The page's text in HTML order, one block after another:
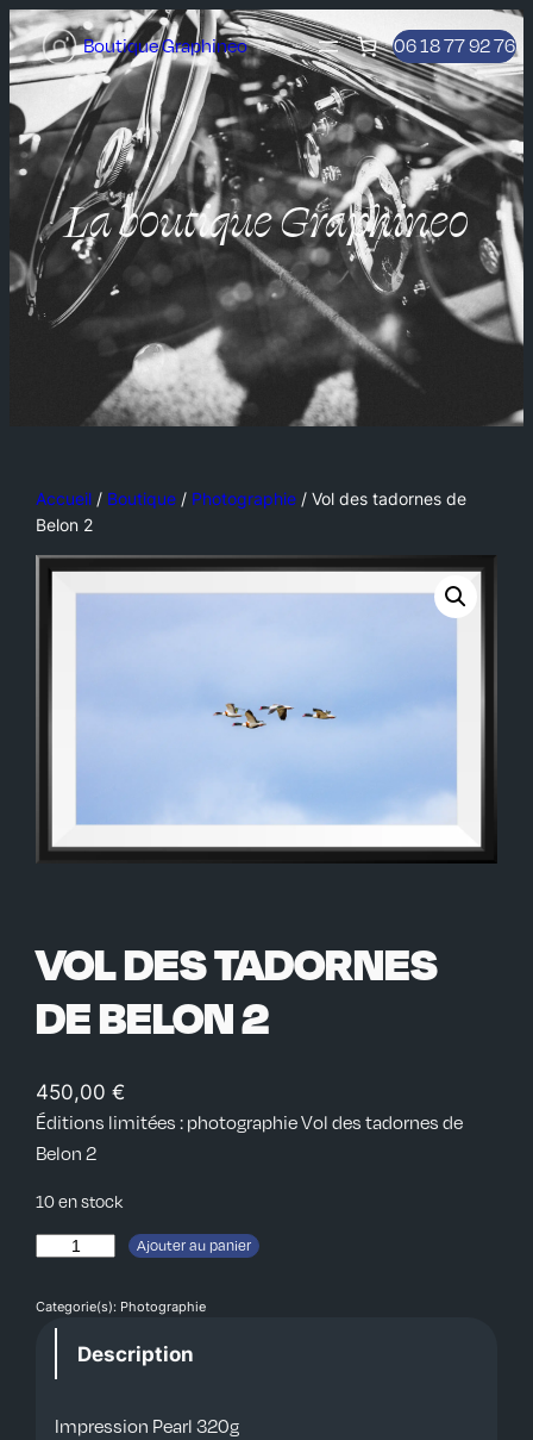
Boutique Graphineo 06 18 77 92 76
La boutique Graphineo
Accueil / Boutique / Photographie / Vol des tadornes de
Belon 2
VOL DES TADORNES
DE BELON 2
450,00€
Éditions limitées : photographie Vol des tadornes de
Belon 2
10 en stock
a
Ajouter au panier
Categorie(s): Photographie
Description
Impression Pearl 320g